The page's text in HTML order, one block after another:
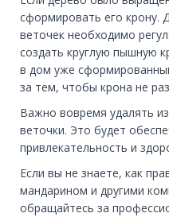
сформировать его крону.
веточек необходимо
создать круглую пышную
в дом уже
за тем, чтобы крона не
Важно вовремя удалять
веточки. Это будет
привлекательность и
Если вы не знаете, как
мандарином и другими
обращайтесь за